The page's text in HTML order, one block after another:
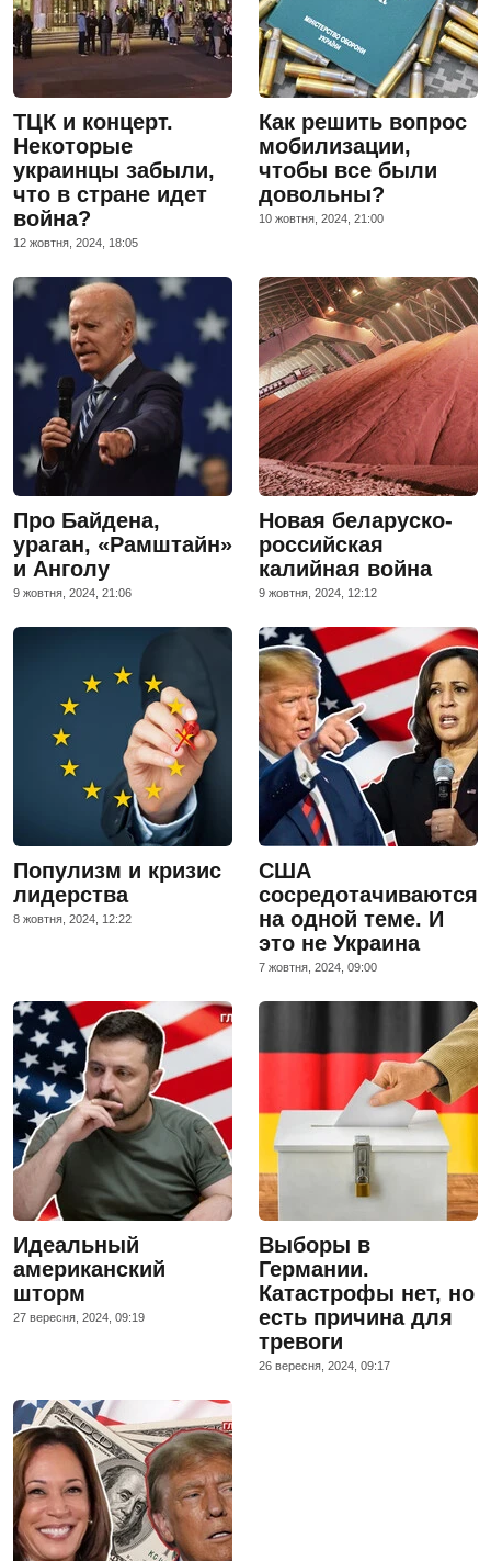
ТЦК и концерт.
Некоторые
украинцы забыли,
что в стране идет
война?
12 жовтня, 2024, 18:05
Как решить вопрос
мобилизации,
чтобы все были
довольны?
10 жовтня, 2024, 21:00
Про Байдена,
ураган, «Рамштайн»
и Анголу
9 жовтня, 2024, 21:06
Новая беларуско-
российская
калийная война
9 жовтня, 2024, 12:12
Популизм и кризис
лидерства
8 жовтня, 2024, 12:22
США
сосредотачиваются
на одной теме. И
это не Украина
7 жовтня, 2024, 09:00
Идеальный
американский
шторм
27 вересня, 2024, 09:19
Выборы в
Германии.
Катастрофы нет, но
есть причина для
тревоги
26 вересня, 2024, 09:17